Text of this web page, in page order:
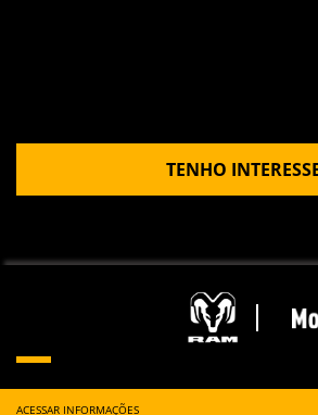
TENHO
ACESSAR INFORMAÇÕES